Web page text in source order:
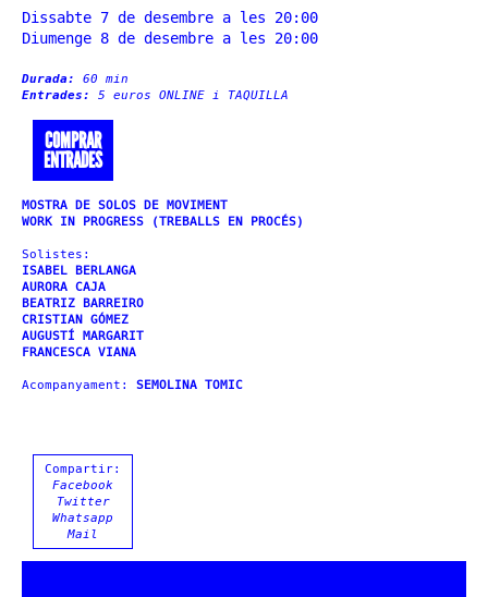
Dissabte 7 de desembre a les 20:00
Diumenge 8 de desembre a les 20:00
Durada: 60 min
Entrades: 5 euros ONLINE i TAQUILLA
COMPRAR
ENTRADES
MOSTRA DE SOLOS DE MOVIMENT
WORK IN PROGRESS (TREBALLS EN PROCÉS)
Solistes:
ISABEL BERLANGA
AURORA CAJA
BEATRIZ BARREIRO
CRISTIAN GÓMEZ
AUGUSTÍ MARGARIT
FRANCESCA VIANA
Acompanyament: SEMOLINA TOMIC
Compartir:
Facebook
Twitter
Whatsapp
Mail